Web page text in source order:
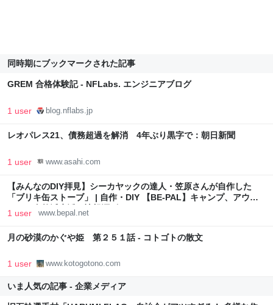
同時期にブックマークされた記事
GREM 合格体験記 - NFLabs. エンジニアブログ
1 user blog.nflabs.jp
レオパレス21、債務超過を解消 4年ぶり黒字で：朝日新聞
1 user www.asahi.com
【みんなのDIY拝見】シーカヤックの達人・笠原さんが自作した
「ブリキ缶ストーブ」 | 自作・DIY 【BE-PAL】キャンプ、アウト
ドア、自然派生活の情報源ビーパル
1 user www.bepal.net
月の砂漠のかぐや姫 第２５１話 - コトゴトの散文
1 user www.kotogotono.com
いま人気の記事 - 企業メディア